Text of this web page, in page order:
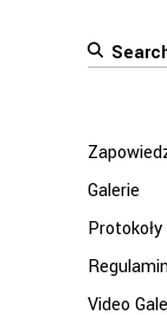
Search
Galerie
Protokoły
Video